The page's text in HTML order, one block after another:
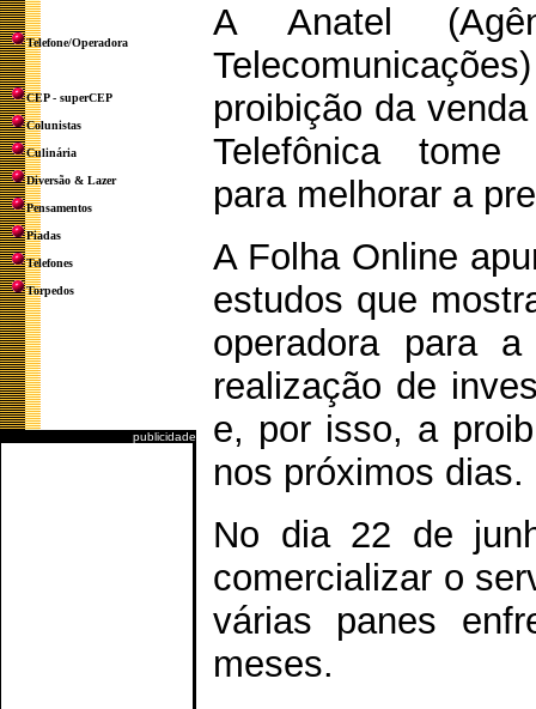
Telefone/Operadora
CEP - superCEP
Colunistas
Culinária
Diversão & Lazer
Pensamentos
Piadas
Telefones
Torpedos
publicidade
A Anatel
proibição da
Telefônica tome
para melhorar a
A Folha Online
estudos que
operadora para
realização de
e, por isso, a
nos próximos dias.
No dia 22 de
comercializar o
várias panes
meses.